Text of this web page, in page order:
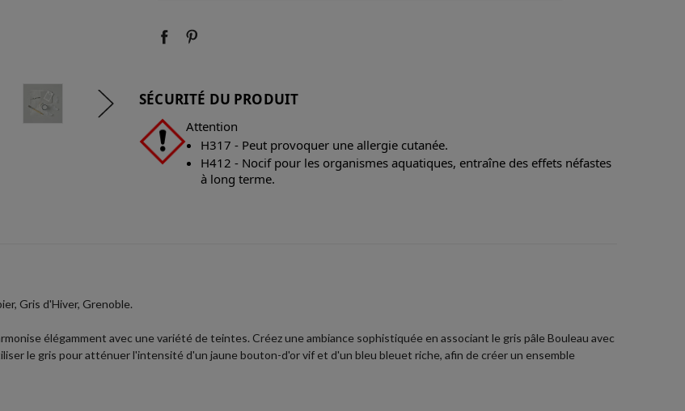
:
:
SÉCURITÉ DU PRODUIT
Attention
H317 - Peut provoquer une allergie cutanée.
H412 - Nocif pour les organismes aquatiques, entraîne des effets néfastes
à long terme.
Gris d'Hiver, Grenoble.
élégamment avec une variété de teintes. Créez une ambiance sophistiquée en associant le gris pâle Bouleau avec
le gris pour atténuer l'intensité d'un jaune bouton-d'or vif et d'un bleu bleuet riche, afin de créer un ensemble